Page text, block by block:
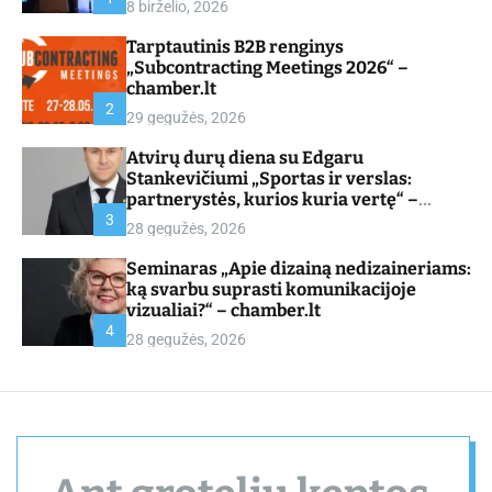
8 birželio, 2026
2
Tarptautinis B2B renginys
„Subcontracting Meetings 2026“ –
chamber.lt
29 gegužės, 2026
3
Atvirų durų diena su Edgaru
Stankevičiumi „Sportas ir verslas:
partnerystės, kurios kuria vertę“ –
chamber.lt
28 gegužės, 2026
4
Seminaras „Apie dizainą nedizaineriams:
ką svarbu suprasti komunikacijoje
vizualiai?“ – chamber.lt
28 gegužės, 2026